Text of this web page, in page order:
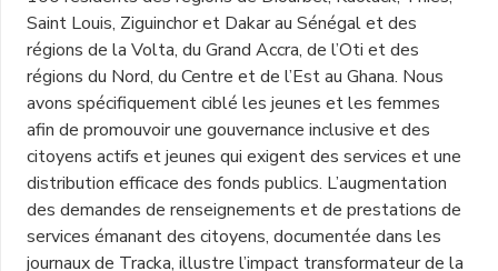
Saint Louis, Ziguinchor et Dakar au Sénégal et des
régions de la Volta, du Grand Accra, de l’Oti et des
régions du Nord, du Centre et de l’Est au Ghana. Nous
avons spécifiquement ciblé les jeunes et les femmes
afin de promouvoir une gouvernance inclusive et des
citoyens actifs et jeunes qui exigent des services et une
distribution efficace des fonds publics. L’augmentation
des demandes de renseignements et de prestations de
services émanant des citoyens, documentée dans les
journaux de Tracka, illustre l’impact transformateur de la